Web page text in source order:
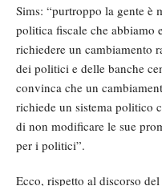
Sims: “purtroppo la gente è
politica fiscale che abbiamo
richiedere un cambiamento
dei politici e delle banche
convinca che un
richiede un sistema politico
di non modificare le sue
per i politici”.
Ecco, rispetto al discorso